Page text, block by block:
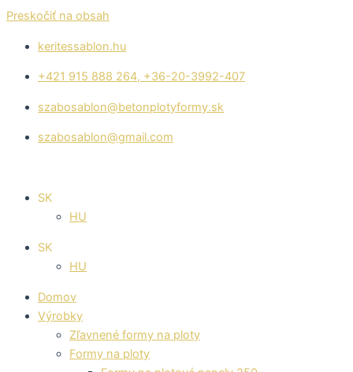
Preskočiť na obsah
keritessablon.hu
+421 915 888 264, +36-20-3992-407
szabosablon@betonplotyformy.sk
szabosablon@gmail.com
SK
HU
SK
HU
Domov
Výrobky
Zľavnené formy na ploty
Formy na ploty